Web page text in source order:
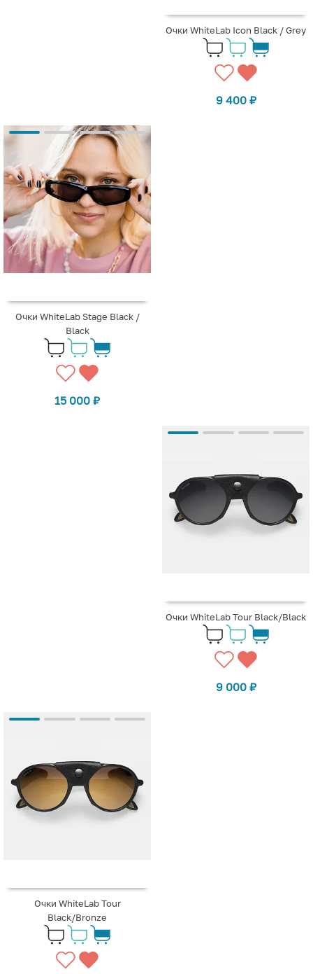
Очки WhiteLab Icon Black / Grey
9 400 ₽
Очки WhiteLab Stage Black /
Black
15 000 ₽
Очки WhiteLab Tour Black/Black
9 000 ₽
Очки WhiteLab Tour
Black/Bronze